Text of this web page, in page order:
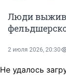
Люди
2 июля 2026, 20:30
Не удалось